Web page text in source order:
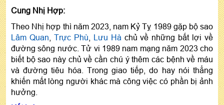
Cung Nhị Hợp:
Theo Nhị hợp thì năm 2023, nam Kỷ Tỵ 1989 gặp bộ sao
Lâm Quan
Trực Phù Lưu Hà chủ về những bất lợi về
đường sông nước. Tử vi 1989 nam mạng năm 2023 cho
biết bộ sao này chủ về cần chú ý thêm các bệnh về máu
và đường tiêu hóa. Trong giao tiếp, do hay nói thẳng
khiến mất lòng người khác mà công việc có phần bị ảnh
hưởng.